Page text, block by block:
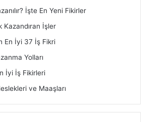
İşte En Yeni Fikirler
Kazandıran İşler
En İyi 37 İş Fikri
Yolları
İyi İş Fikirleri
ve Maaşları